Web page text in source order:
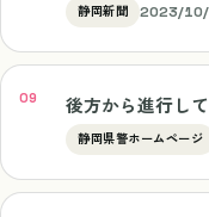
静岡新聞 2023/
後方から進行し
静岡県警ホームページ